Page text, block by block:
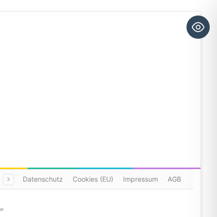
Datenschutz Cookies (EU) Impressum AGB